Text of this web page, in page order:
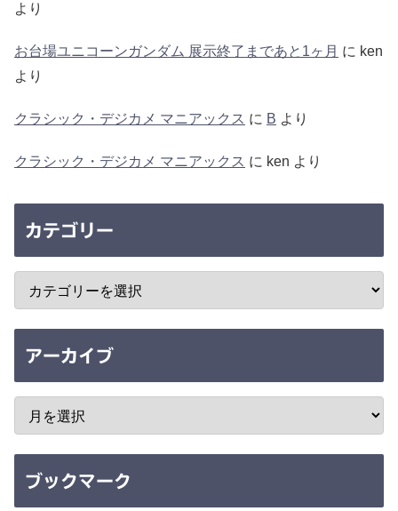
より
お台場ユニコーンガンダム 展示終了まであと1ヶ月 に ken
より
クラシック・デジカメ マニアックス に B より
クラシック・デジカメ マニアックス に ken より
カテゴリー
アーカイブ
ブックマーク